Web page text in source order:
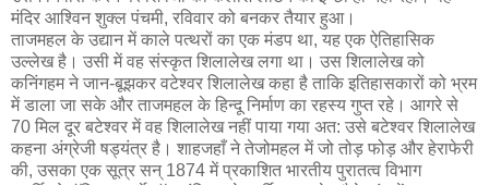
मंदिर आश्‍विन शुक्ल पंचमी, रविवार को बनकर तैयार हुआ।
ताजमहल के उद्यान में काले पत्थरों का एक मंडप था, यह एक ऐतिहासिक
उल्लेख है। उसी में वह संस्कृत शिलालेख लगा था। उस शिलालेख को
कनिंगहम ने जान-बूझकर वटेश्वर शिलालेख कहा है ताकि इतिहासकारों को भ्रम
में डाला जा सके और ताजमहल के हिन्दू निर्माण का रहस्य गुप्त रहे। आगरे से
70 मिल दूर बटेश्वर में वह शिलालेख नहीं पाया गया अत: उसे बटेश्वर शिलालेख
कहना अंग्रेजी षड्‍यंत्र है। शाहजहाँ ने तेजोमहल में जो तोड़ फोड़ और हेराफेरी
की, उसका एक सूत्र सन् 1874 में प्रकाशित भारतीय पुरातत्व विभाग